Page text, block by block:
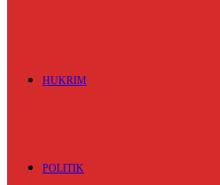
HUKRIM
POLITIK